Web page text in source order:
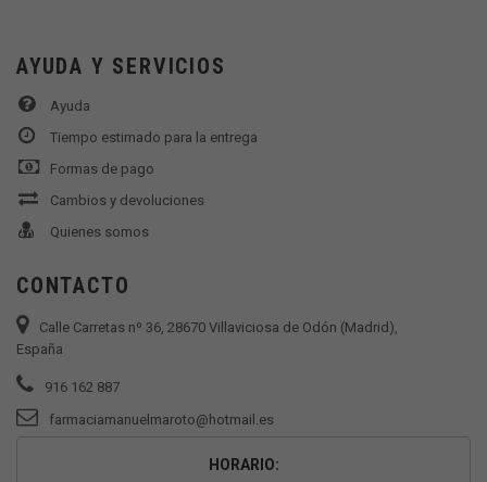
AYUDA Y SERVICIOS
Ayuda
Tiempo estimado para la entrega
Formas de pago
Cambios y devoluciones
Quienes somos
CONTACTO
Calle Carretas nº 36, 28670 Villaviciosa de Odón (Madrid),
España
916 162 887
farmaciamanuelmaroto@hotmail.es
HORARIO: